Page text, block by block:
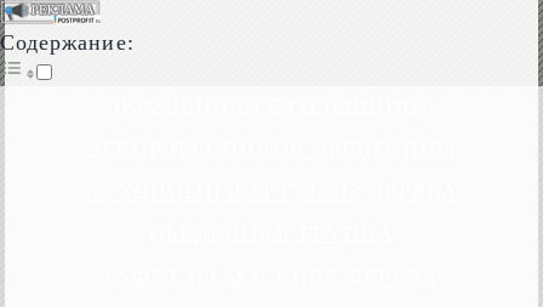
Содержание: